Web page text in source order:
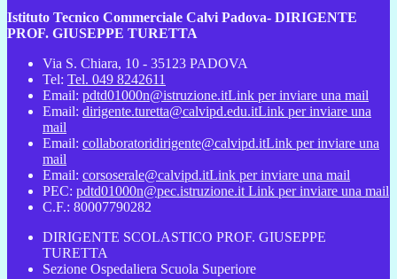
Istituto Tecnico Commerciale Calvi Padova- DIRIGENTE
PROF. GIUSEPPE TURETTA
Via S. Chiara, 10 - 35123 PADOVA
Tel: Tel. 049 8242611
Email: pdtd01000n@istruzione.itLink per inviare una mail
Email: dirigente.turetta@calvipd.edu.itLink per inviare una
mail
Email: collaboratoridirigente@calvipd.itLink per inviare una
mail
Email: corsoserale@calvipd.itLink per inviare una mail
PEC: pdtd01000n@pec.istruzione.it Link per inviare una mail
C.F.: 80007790282
DIRIGENTE SCOLASTICO PROF. GIUSEPPE
TURETTA
Sezione Ospedaliera Scuola Superiore